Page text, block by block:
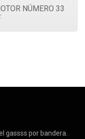
NÚMERO 33
gassss por bandera.